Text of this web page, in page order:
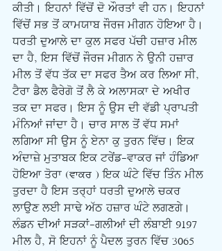
ਕੀਤੀ। ਇਹਨਾਂ ਵਿੱਚੋਂ ਦੋ ਔਰਤਾਂ ਵੀ ਹਨ। ਇਹਨਾਂ
ਵਿੱਚੋਂ ਸਭ ਤੋਂ ਕਾਮਯਾਬ ਜੌਰਜ ਮੀਗਨ ਹੋਇਆ ਹੈ।
ਧਰਤੀ ਦੁਆਲੇ ਦਾ ਕੁਲ ਸਫਰ ਪੱਚੀ ਹਜ਼ਾਰ ਮੀਲ
ਦਾ ਹੈ, ਇਸ ਵਿੱਚੋਂ ਜੌਰਜ ਮੀਗਨ ਨੇ ਉਨੀ ਹਜ਼ਾਰ
ਮੀਲ ਤੋਂ ਵੱਧ ਤੱਕ ਦਾ ਸਫਰ ਤੈਅ ਕਰ ਲਿਆ ਸੀ,
ਟੈਰਾ ਡੈਲ ਫੈਰੇਗੋ ਤੋਂ ਲੈ ਕੇ ਅਲਾਸਕਾ ਦੇ ਅਖੀਰ
ਤਕ ਦਾ ਸਫਰ। ਇਸ ਨੂੰ ਉਸ ਦੀ ਵੱਡੀ ਪ੍ਰਾਪਤੀ
ਮੰਨਿਆਂ ਜਾਂਦਾ ਹੈ। ਚਾਰ ਸਾਲ ਤੋਂ ਵੱਧ ਸਮਾਂ
ਲਗਿਆ ਸੀ ਉਸ ਨੂੰ ਏਨਾ ਕੁ ਤੁਰਨ ਵਿੱਚ। ਇਕ
ਅੰਦਾਜ਼ੇ ਮੁਤਾਬਕ ਇਕ ਟਰੇਂਡ-ਵਾਕਰ ਜਾਂ ਹੰਡਿਆ
ਹੋਇਆ ਤੋਰਾ (vfkr ) ਇਕ ਘੰਟੇ ਵਿੱਚ ਤਿੰਨ ਮੀਲ
ਤੁਰਦਾ ਹੈ ਇਸ ਤਰ੍ਹਾਂ ਧਰਤੀ ਦੁਆਲੇ ਚਕਰ
ਲਾਉਣ ਲਈ ਸਾਢੇ ਅੱਠ ਹਜ਼ਾਰ ਘੰਟੇ ਲਗਣਗੇ।
ਲੰਡਨ ਦੀਆਂ ਸੜਕਾਂ-ਗਲੀਆਂ ਦੀ ਲੰਬਾਈ 9197
ਮੀਲ ਹੈ, ਸੋ ਇਹਨਾਂ ਨੂੰ ਪੈਦਲ ਤੁਰਨ ਵਿੱਚ 3065